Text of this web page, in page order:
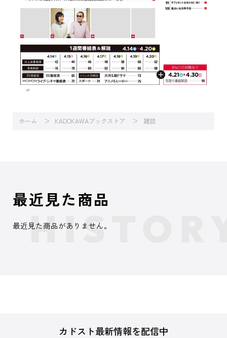
ホーム KADOKAWAブックストア 雑誌
最近見た商品
最近見た商品がありません。
カドスト最新情報を配信中